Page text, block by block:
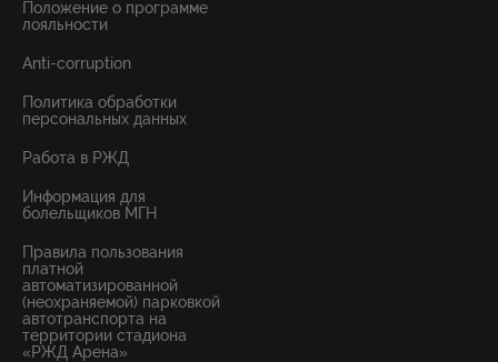
Положение о программе
лояльности
Anti-corruption
Политика обработки
персональных данных
Работа в РЖД
Информация для
болельщиков МГН
Правила пользования
платной
автоматизированной
(неохраняемой) парковкой
автотранспорта на
территории стадиона
«РЖД Арена»